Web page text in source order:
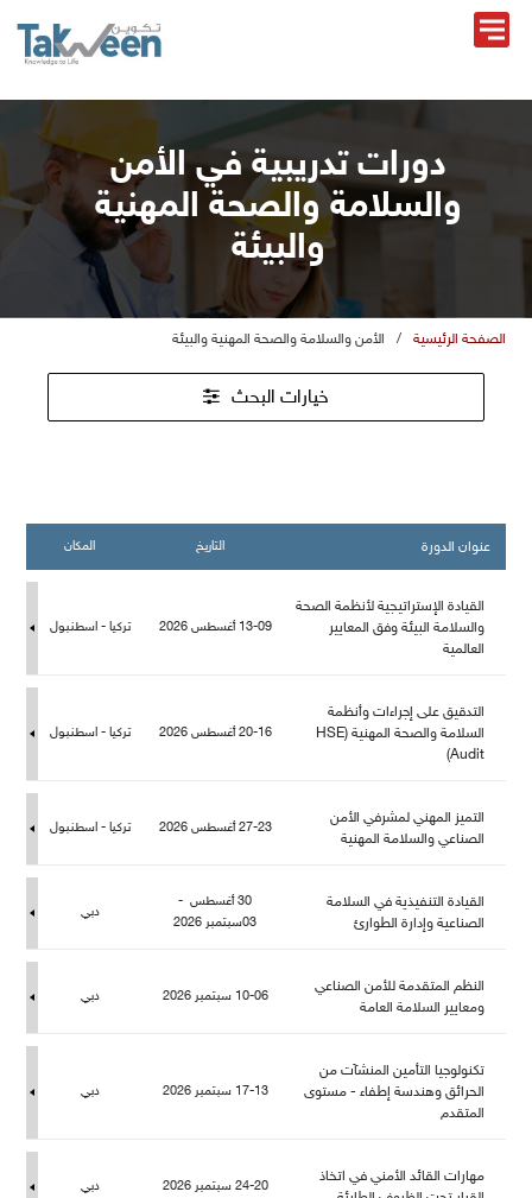
دورات تدريبية في الأمن
والسلامة والصحة المهنية
والبيئة
الصفحة الرئيسية / الأمن والسلامة والصحة المهنية والبيئة
خيارات البحث
عنوان الدورة التاريخ المكان
القيادة الإستراتيجية لأنظمة الصحة
والسلامة البيئة وفق المعايير
العالمية
13-09 أغسطس 2026 تركيا - اسطنبو
التدقيق على إجراءات وأنظمة
السلامة والصحة المهنية (HSE
Audit)
20-16 أغسطس 2026 تركيا - اسطنبو
التميز المهني لمشرفي الأمن
الصناعي والسلامة المهنية
27-23 أغسطس 2026 تركيا - اسطنبو
القيادة التنفيذية في السلامة
الصناعية وإدارة الطوارئ
30 أغسطس -
03سبتمبر 2026
دبي
النظم المتقدمة للأمن الصناعي
ومعايير السلامة العامة
10-06 سبتمبر 2026 دبي
تكنولوجيا التأمين المنشآت من
الحرائق وهندسة إطفاء - مستوى
المتقد
17-13 سبتمبر 2026 دبي
هارات القائد الأمني في اتخاذ
24-20 سبتمبر 2026 دبي